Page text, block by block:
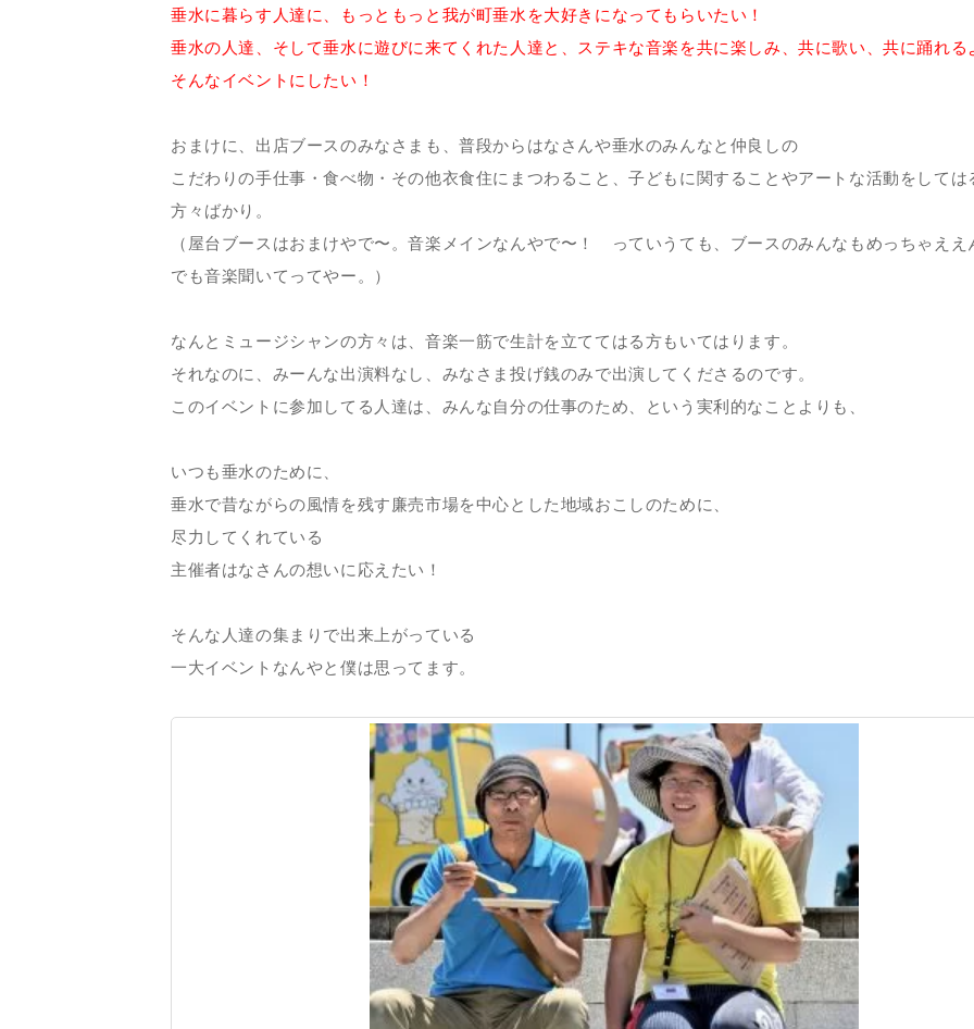
垂水に暮らす人達に、もっともっと我が町垂水を大好きになってもらいたい！
垂水の人達、そして垂水に遊びに来てくれた人達と、ステキな音楽を共に楽しみ、共に歌い、共に踊れる
そんなイベントにしたい！
おまけに、出店ブースのみなさまも、普段からはなさんや垂水のみんなと仲良しの
こだわりの手仕事・食べ物・その他衣食住にまつわること、子どもに関することやアートな活動をしては
方々ばかり。
（屋台ブースはおまけやで〜。音楽メインなんやで〜！ っていうても、ブースのみんなもめっちゃええ
でも音楽聞いてってやー。）
なんとミュージシャンの方々は、音楽一筋で生計を立ててはる方もいてはります。
それなのに、みーんな出演料なし、みなさま投げ銭のみで出演してくださるのです。
このイベントに参加してる人達は、みんな自分の仕事のため、という実利的なことよりも、
いつも垂水のために、
垂水で昔ながらの風情を残す廉売市場を中心とした地域おこしのために、
尽力してくれている
主催者はなさんの想いに応えたい！
そんな人達の集まりで出来上がっている
一大イベントなんやと僕は思ってます。